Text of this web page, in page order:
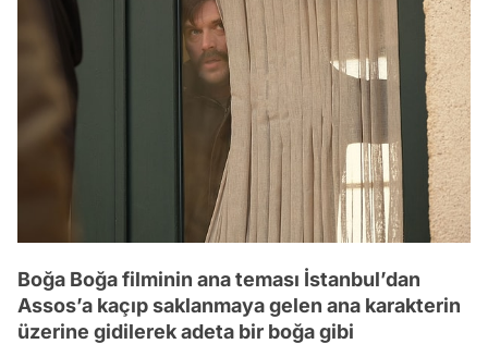
Boğa Boğa filminin ana teması İstanbul’dan
Assos’a kaçıp saklanmaya gelen ana karakterin
üzerine gidilerek adeta bir boğa gibi